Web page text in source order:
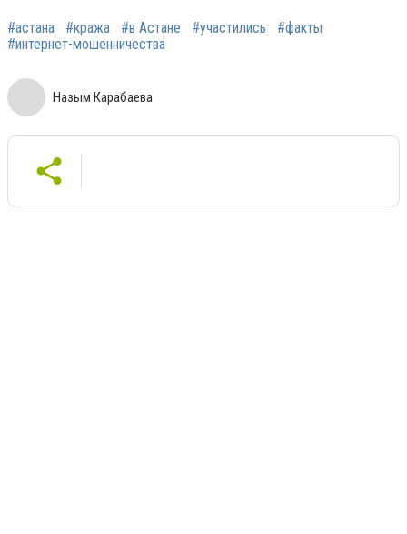
#астана #кража #в Астане #участились
#факты
#интернет-мошенничества
Назым Карабаева